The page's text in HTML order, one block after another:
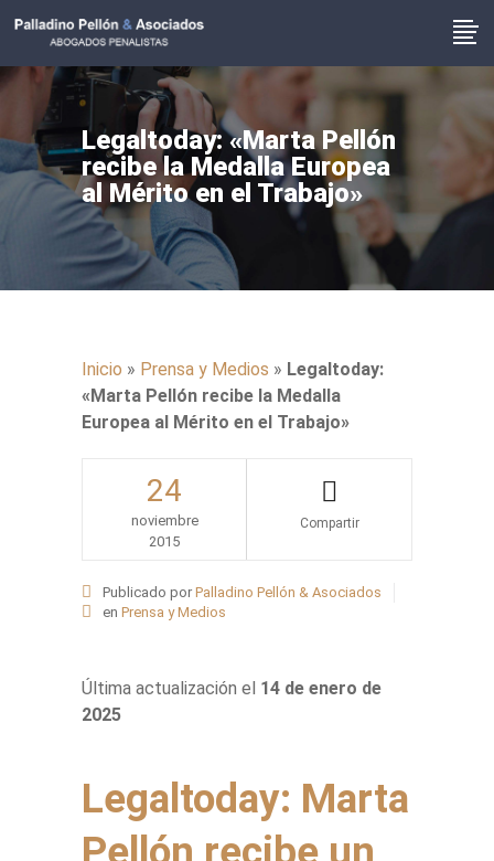
Legaltoday: «Marta Pellón
recibe la Medalla Europea
al Mérito en el Trabajo»
Inicio » Prensa y Medios » Legaltoday:
«Marta Pellón recibe la Medalla
Europea al Mérito en el Trabajo»
24
noviembre
2015
Publicado por Palladino Pellón & Asociados
en Prensa y Medios
Última actualización el 14 de enero de
2025
Legaltoday: Marta